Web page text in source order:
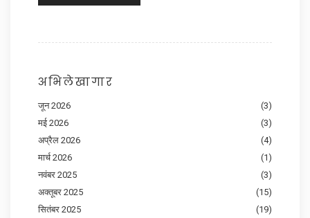
अभिलेखागार
जून 2026
(3)
मई 2026
(3)
अप्रैल 2026
(4)
मार्च 2026
(1)
नवंबर 2025
(3)
अक्तूबर 2025
(15)
सितंबर 2025
(19)